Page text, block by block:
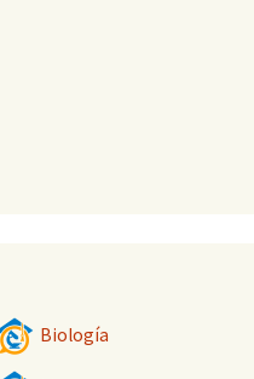
Biología